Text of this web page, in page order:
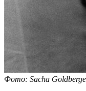
Фото: Sacha